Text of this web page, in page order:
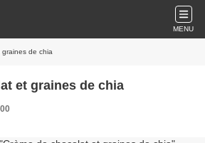
MENU
de chia
et graines de chia